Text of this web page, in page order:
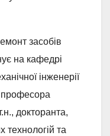
засобів
на кафедрі
інженерії
професора
докторанта,
технологій та